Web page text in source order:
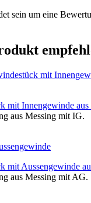
sein um eine
mit Innengewinde aus
aus Messing mit IG.
mit Aussengewinde
aus Messing mit AG.